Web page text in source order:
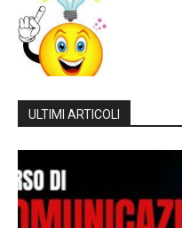
ULTIMI ARTICOLI